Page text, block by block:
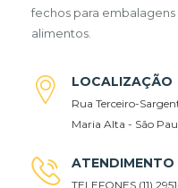
fechos para
alimentos.
LOCALIZAÇÃO
Rua Terceiro-
Maria Alta - São
ATENDIMENTO
TELEFONES (11)